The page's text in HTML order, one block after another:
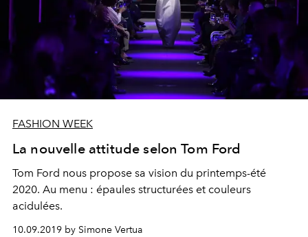
FASHION WEEK
La nouvelle attitude selon Tom Ford
Tom Ford nous propose sa vision du printemps-été
2020. Au menu : épaules structurées et couleurs
acidulées.
10.09.2019 by Simone Vertua